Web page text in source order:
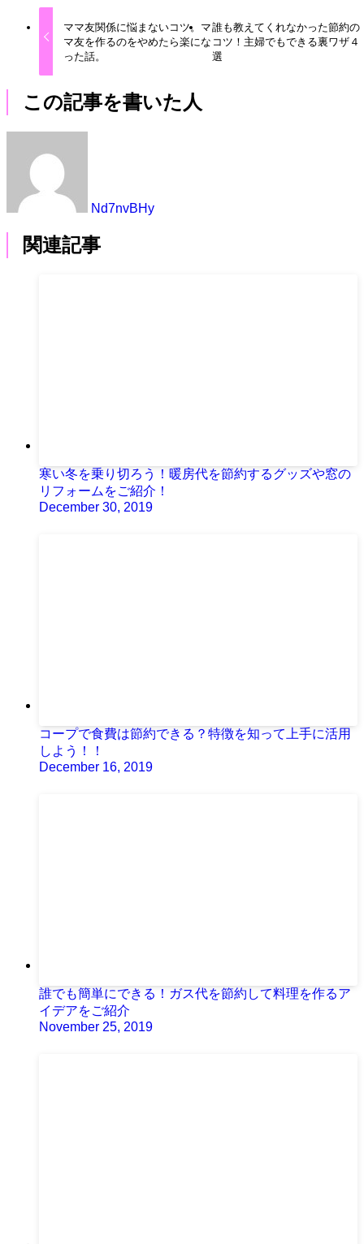
ママ友関係に悩まないコツ。マ
マ友を作るのをやめたら楽にな
った話。
誰も教えてくれなかった節約の
コツ！主婦でもできる裏ワザ４
選
この記事を書いた人
Nd7nvBHy
関連記事
寒い冬を乗り切ろう！暖房代を節約するグッズや窓の
リフォームをご紹介！
December 30, 2019
コープで食費は節約できる？特徴を知って上手に活用
しよう！！
December 16, 2019
誰でも簡単にできる！ガス代を節約して料理を作るア
イデアをご紹介
November 25, 2019